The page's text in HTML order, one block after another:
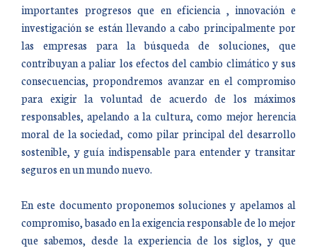
importantes progresos que en eficiencia , innovación e
investigación se están llevando a cabo principalmente por
las empresas para la búsqueda de soluciones, que
contribuyan a paliar los efectos del cambio climático y sus
consecuencias, propondremos avanzar en el compromiso
para exigir la voluntad de acuerdo de los máximos
responsables, apelando a la cultura, como mejor herencia
moral de la sociedad, como pilar principal del desarrollo
sostenible, y guía indispensable para entender y transitar
seguros en un mundo nuevo.
En este documento proponemos soluciones y apelamos al
compromiso, basado en la exigencia responsable de lo mejor
que sabemos, desde la experiencia de los siglos, y que